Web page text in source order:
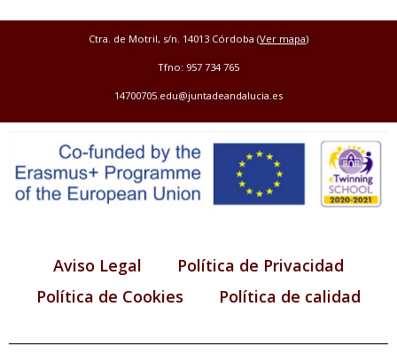
Ctra. de Motril, s/n. 14013 Córdoba (Ver mapa)
Tfno: 957 734 765
14700705.edu@juntadeandalucia.es
Aviso Legal
Política de Privacidad
Política de Cookies
Política de calidad